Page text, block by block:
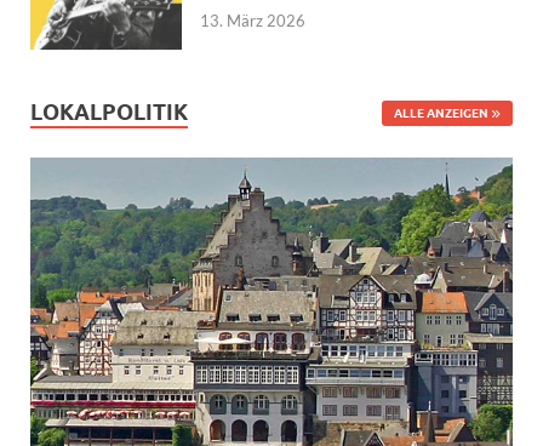
13. März 2026
LOKALPOLITIK ALLE ANZEIGEN